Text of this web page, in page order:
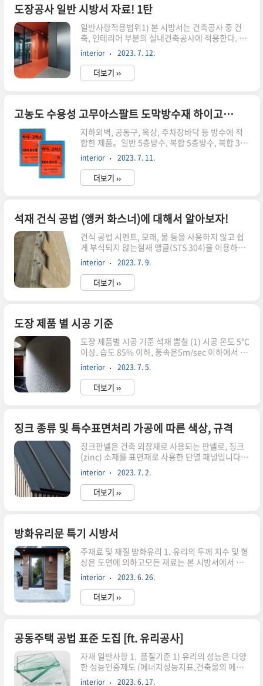
련사항 1) 본 공사의 제품 및 공법에 대한 사항은 본
시방을원칙으로 하되 제품, 성능, 품질공법이 동등
의 효과나효능을 발휘할 수 있다고 판단할 경우 감
독원 및 감리자의승인을 받아 설계 변경할 수 있
다. 2) 일반적인 사항 이외에 특별한 시공법은 감독
관의확인을 득한 후 충분한 검토와 시험을 거친 후
시행한다. 3) 시공 상..
도장공사 일반 시방서 자료! 1탄
일반사항적용범위1) 본 시방서는 건축공사 중 건
축, 인테리어 부분의 실내건축공사에 적용한다. 2)
건축물 실내의 전반적인 도장공사에 관련된 품질
등을 확보하기 위한 최소의 준으로 시공 전 관련된
자재공급원, 샘플시공, 시공 상세도면 및 시공계획
서들을 작성하여 공사감독자의 승인을 득하여야 한
에는 건축공사 시방서에 따르며, 상호 불일치 부분
에 대해서는 공사 감독자의 지시에 의한다.관련 사
항1) 다른 공정의 진척 사항과 대조, 검사 후 착수시
기를 검토한다. 2) 도장공사는 최종 공정이므로 타
공사 공사지연으로 공기가 촉박할 경우가 많으므로
세밀한 계획을 세워 바탕의 건조기간을 단축하는
일이 없도록 한다. 도료 ..
interior 2023. 7. 12.
더보기 ››
고농도 수용성 고무아스팔트 도막방수재 하이고뫄스!
지하외벽, 공동구, 옥상, 주차장바닥 등 방수에 적
합한 제품。일반 5층방수, 복합 5층방수, 복합 3층
방수, 토목용 방수재로 나뉜다. 일반 5층 방수 시공
법1. 바탕정리- 이물질(기름, 철선 등)을 제거하고
벌집 부분을 모르터로 메워 평활하게 한다- 흙, 먼
지 등을 쓸어내고 바닥을 깨끗하게 청소한 다음 프
보강공사- Pipe 주변, 접합 부분, Joint, 크랙 등은
본공사 전에 하이고뫄스를 1~2회 도포하여 취약
부분을 보강한다.(2mm 두께, 20cm 폭, 면포를 첨
부하면 더욱 좋다) 3. 하이고뫄스 5층방수① 프라
이머 도포 (0.35ℓ / ㎡)- 바탕정리 및 보강공사 후
프라이머용으로 포루마 1말 : 시..
interior 2023. 7. 11.
더보기 ››
석재 건식 공법 (앵커 화스너)에 대해서 알아보자!
건식 공법 시멘트, 모래, 물 등을 사용하지 않고 쉽
게 부식되지 않는철재 앵글(STS 304)을 이용하여
시공。건식공법은 돌의 색상을 영구 보존할 수 있
고,지진이나 충격방지에 좋고, 보수공사가 용이공
법상 최저 25mm 이상의 석재가 적합。 건식공법
종류 · 앙카 건식 콘크리트 벽면에 앙카 볼트(Set,
외부, 내부 벽면 시공에 적용 · 트러스 건식 석재를
시공 할 면이나 빈 공간 등에 철재 구조물을설치하
여 시공하는 방법으로 중, 대형 건축물과실내공간,
건물 개보수 공사 등에 적용 · 건식 시공 시 부자
재 앵글, 조정 판, 앙카 세트, 근각 볼트, 고정 핀,와
interior 2023. 7. 9.
더보기 ››
도장 제품 별 시공 기준
도장 제품별 시공 기준 석재 뿜칠 (1) 시공 온도 5℃
이상, 습도 85% 이하, 풍속은5m/sec 이하에서 시
공하여야 한다. (2) 강우, 강설을 피해야 하며, 특히
중도 시공 시나충분히 건조되기 전에는 수분이나
습기와의접촉을 피하도록 하여야 한다 (3) 실금이
나, 홈, 파손부위는 전용퍼티로보수하여야 한
아낸 후 시공하여야 한다 (5) 부착면이 스틸(철) 소
재일 경우 하도(에폭시 프라이머) 후 시공하여야 한
다 단열/ 흡음 뿜칠 공사 (1) 단열재 뿜칠 시험방법:
부착강도 90 x 90 x 15mm(교차된 2개의 시멘트
벽돌 사이의 시험 편 부착 강도로서ASTM E 736의
시험방법을 준용함) (2) 재료의..
interior 2023. 7. 5.
더보기 ››
징크 종류 및 특수표면처리 가공에 따른 색상, 규격
징크판넬은 건축 외장재로 사용되는 판넬로, 징크
(zinc) 소재를 표면재로 사용한 단열 패널입니다.
일반적으로 아연, 티타늄, 구리 등의 합금으로 이루
어진 징크를 표면에 적용하여 내구성과 디자인을
강화한 것이 특징입니다. 오리지널 징크는 99.9%
순수 아연에 소량의 티타늄과 구리가 첨가된 합금
아연도금된 철판에 특수도장을 한 것으로 다양한
색상과가벼운 소재로 시공이 용이하다. 제품 종류
라인징크순도 99.995% 고품질 아연 (99%) + 티
타늄(0.06~0.2%) + 구리(0.08~1.0%) + 알루미
늄(0.015% 이하) 아연(zinc)에 티타늄, 구리, 알루
미늄 등의 금속을 소량(1~2%) 첨가하여 생산..
interior 2023. 7. 2.
더보기 ››
방화유리문 특기 시방서
주재료 및 재질 방화유리 1. 유리의 두께 치수 및 형
상은 도면에 의하고모든 재료는 본 시방서에서 명
시한 품질 또는동등이상을 사용한다.제작, 시험, 검
사는 국토해양부장관이 지정한시험기관 또는 KS
규격에 준한다. 2. 국토해양부에서 지정한 기관 또
는한국산업규격(KS) "KSF 3109와 KSF 2268-1
방화유리는충격에 충분히 안전한 8mm 이상의 강
화성능을지닌 제품을 사용하여야 하며, 유리에색
상이 없는 투명유리여야 한다 방화 실란트 1. 가
열 시 불꽃이 발생되지 않으며,방화용으로 제조된
제품방화용 실리콘으로서 KS 인정을 받은 제
interior 2023. 6. 26.
더보기 ››
공동주택 공법 표준 도집 [ft. 유리공사]
자재 일반사항 1. 품질기준 1) 유리의 성능은 다양
한 성능인증제도 (에너지성능지표,건축물의 에너
지효율등급, 친환경건축물인증,주택성능등급, 에
interior 2023. 6. 17.